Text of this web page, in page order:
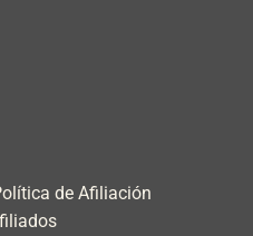
de Afiliación